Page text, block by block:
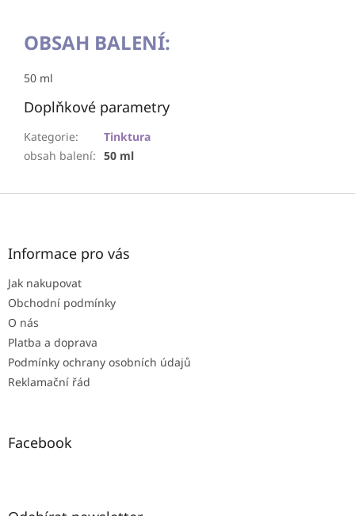
OBSAH BALENÍ:
50 ml
Doplňkové parametry
Kategorie:
Tinktura
obsah balení: 50 ml
Z
Informace pro vás
Jak nakupovat
Obchodní podmínky
O nás
Platba a doprava
Podmínky ochrany osobních údajů
Reklamační řád
Facebook